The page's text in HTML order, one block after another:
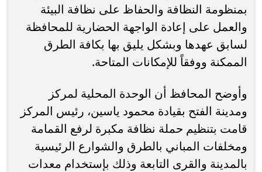
بمنظومة النظافة والحفاظ على نظافة البيئة
والعمل على إعادة الواجهة الحضارية للمحافظة
لسابق عهدها وبشكل يليق بها بكافة الطرق
الممكنة ووفقاً للإمكانات المتاحة.
وأوضح المحافظ أن الوحدة المحلية لمركز
ومدينة الفتح بقيادة محمود ياسين، رئيس المركز
قامت بتنظيم حملة نظافة مكبرة لرفع القمامة
ومخلفات المباني بالطرق والشوارع الرئيسية
بالمدينة والقرى التابعة وذلك بإستخدام معدات